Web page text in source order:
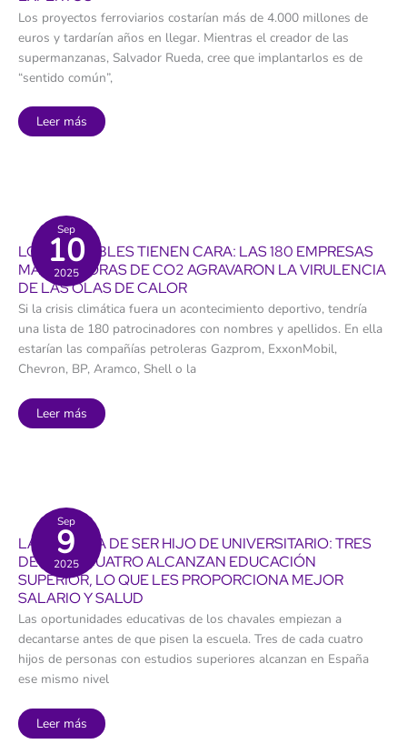
el
peor
del
país
Los proyectos ferroviarios costarían más de 4.000 millones de
euros y tardarían años en llegar. Mientras el creador de las
supermanzanas, Salvador Rueda, cree que implantarlos es de
“sentido común”,
¿Arreglarán
los
respuesta
divide
los
expertos
Leer más
Sep
10
2025
LOS CULPABLES TIENEN CARA: LAS 180 EMPRESAS
MÁS EMISORAS DE CO2 AGRAVARON LA VIRULENCIA
DE LAS OLAS DE CALOR
Si la crisis climática fuera un acontecimiento deportivo, tendría
una lista de 180 patrocinadores con nombres y apellidos. En ella
estarían las compañías petroleras Gazprom, ExxonMobil,
Chevron, BP, Aramco, Shell o la
Los
culpables
emisoras
de
CO2
agravaron
virulencia
de
las
olas
de
calor
Leer más
Sep
9
2025
LA VENTAJA DE SER HIJO DE UNIVERSITARIO: TRES
DE CADA CUATRO ALCANZAN EDUCACIÓN
SUPERIOR, LO QUE LES PROPORCIONA MEJOR
SALARIO Y SALUD
Las oportunidades educativas de los chavales empiezan a
decantarse antes de que pisen la escuela. Tres de cada cuatro
hijos de personas con estudios superiores alcanzan en España
ese mismo nivel
La
Leer más